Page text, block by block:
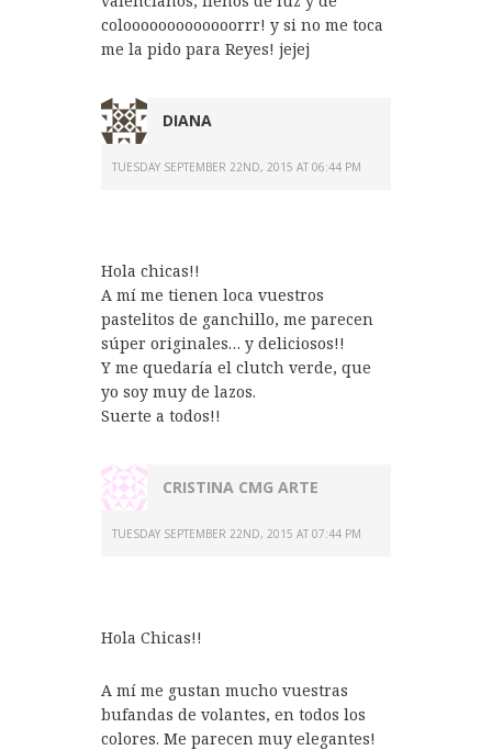
colooooooooooooorrr! y si no me toca
me la pido para Reyes! jejej
DIANA
TUESDAY SEPTEMBER 22ND, 2015 AT 06:44 PM
Hola chicas!!
A mí me tienen loca vuestros
pastelitos de ganchillo, me parecen
súper originales… y deliciosos!!
Y me quedaría el clutch verde, que
yo soy muy de lazos.
Suerte a todos!!
CRISTINA CMG ARTE
TUESDAY SEPTEMBER 22ND, 2015 AT 07:44 PM
Hola Chicas!!
A mí me gustan mucho vuestras
bufandas de volantes, en todos los
colores. Me parecen muy elegantes!